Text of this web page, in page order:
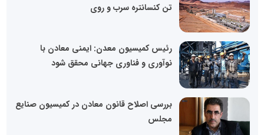
تن کنسانتره سرب و روی
رئیس کمیسیون معدن: ایمنی معادن با
نوآوری و فناوری جهانی محقق شود
بررسی اصلاح قانون معادن در کمیسیون صنایع
مجلس